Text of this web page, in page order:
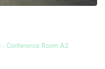
Conference Room A2